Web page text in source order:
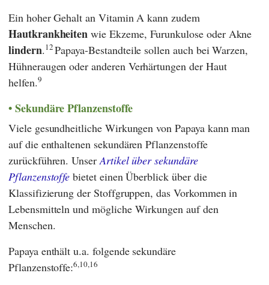
Ein hoher Gehalt an Vitamin A kann zudem
Hautkrankheiten wie Ekzeme, Furunkulose oder Akne
lindern.12Papaya-Bestandteile sollen auch bei Warzen,
Hühneraugen oder anderen Verhärtungen der Haut
helfen.9
Sekundäre Pflanzenstoffe
Viele gesundheitliche Wirkungen von Papaya kann man
auf die enthaltenen sekundären Pflanzenstoffe
zurückführen. Unser Artikel über sekundäre
Pflanzenstoffe bietet einen Überblick über die
Klassifizierung der Stoffgruppen, das Vorkommen in
Lebensmitteln und mögliche Wirkungen auf den
Menschen.
Papaya enthält u.a. folgende sekundäre
Pflanzenstoffe:6,10,16